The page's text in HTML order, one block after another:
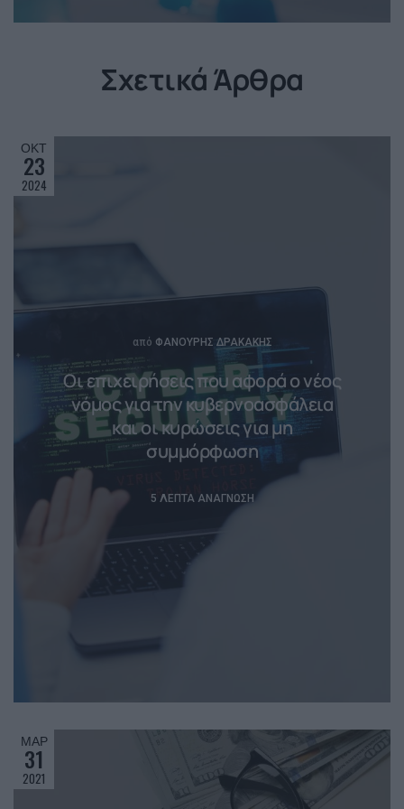
Σχετικά Άρθρα
ΟΚΤ
23
2024
Posted
από ΦΑΝΟΎΡΗΣ ΔΡΑΚΆΚΗΣ
Οι επιχειρήσεις που αφορά ο νέος
νόμος για την κυβερνοασφάλεια
και οι κυρώσεις για μη
συμμόρφωση
5 ΛΕΠΤΆ ΑΝΆΓΝΩΣΗ
ΜΑΡ
31
2021